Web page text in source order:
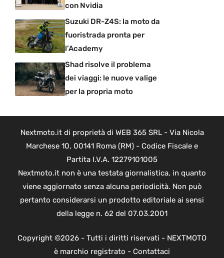
con Nvidia
Suzuki DR-Z4S: la moto da
fuoristrada pronta per
l’Academy
Shad risolve il problema
dei viaggi: le nuove valige
per la propria moto
Nextmoto.it di proprietà di WEB 365 SRL - Via Nicola
Marchese 10, 00141 Roma (RM) - Codice Fiscale e
Partita I.V.A. 12279101005
Nextmoto.it non è una testata giornalistica, in quanto
viene aggiornato senza alcuna periodicità. Non può
pertanto considerarsi un prodotto editoriale ai sensi
della legge n. 62 del 07.03.2001
Copyright ©2026 - Tutti i diritti riservati - NEXTMOTO
è marchio registrato - Contattaci